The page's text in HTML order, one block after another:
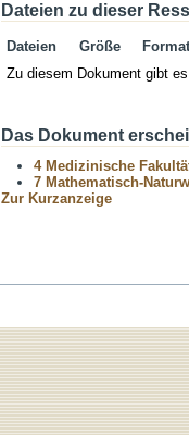
Dateien zu dieser
Dateien Größe
Format
Zu diesem Dokument gibt
Das Dokument
4 Medizinische
7 Mathematisch-
Zur Kurzanzeige